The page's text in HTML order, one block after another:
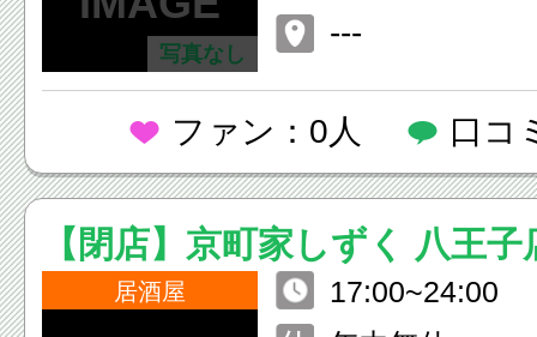
写真なし
---
ファン：0人 口コ
【閉店】京町家しずく 八王子
居酒屋
17:00~24:00